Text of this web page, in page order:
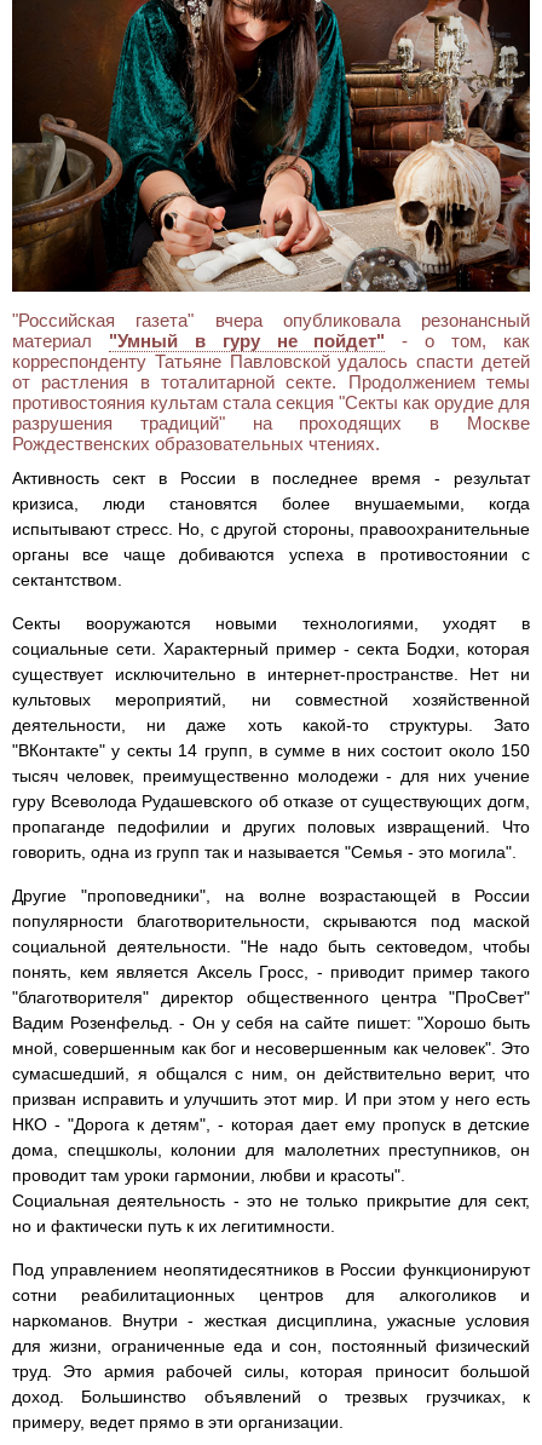
"Российская газета" вчера опубликовала резонансный
материал "Умный в гуру не пойдет" - о том, как
корреспонденту Татьяне Павловской удалось спасти детей
от растления в тоталитарной секте. Продолжением темы
противостояния культам стала секция "Секты как орудие для
разрушения традиций" на проходящих в Москве
Рождественских образовательных чтениях.
Активность сект в России в последнее время - результат
кризиса, люди становятся более внушаемыми, когда
испытывают стресс. Но, с другой стороны, правоохранительные
органы все чаще добиваются успеха в противостоянии с
сектантством.
Секты вооружаются новыми технологиями, уходят в
социальные сети. Характерный пример - секта Бодхи, которая
существует исключительно в интернет-пространстве. Нет ни
культовых мероприятий, ни совместной хозяйственной
деятельности, ни даже хоть какой-то структуры. Зато
"ВКонтакте" у секты 14 групп, в сумме в них состоит около 150
тысяч человек, преимущественно молодежи - для них учение
гуру Всеволода Рудашевского об отказе от существующих догм,
пропаганде педофилии и других половых извращений. Что
говорить, одна из групп так и называется "Семья - это могила".
Другие "проповедники", на волне возрастающей в России
популярности благотворительности, скрываются под маской
социальной деятельности. "Не надо быть сектоведом, чтобы
понять, кем является Аксель Гросс, - приводит пример такого
"благотворителя" директор общественного центра "ПроСвет"
Вадим Розенфельд. - Он у себя на сайте пишет: "Хорошо быть
мной, совершенным как бог и несовершенным как человек". Это
сумасшедший, я общался с ним, он действительно верит, что
призван исправить и улучшить этот мир. И при этом у него есть
НКО - "Дорога к детям", - которая дает ему пропуск в детские
дома, спецшколы, колонии для малолетних преступников, он
проводит там уроки гармонии, любви и красоты".
Социальная деятельность - это не только прикрытие для сект,
но и фактически путь к их легитимности.
Под управлением неопятидесятников в России функционируют
сотни реабилитационных центров для алкоголиков и
наркоманов. Внутри - жесткая дисциплина, ужасные условия
для жизни, ограниченные еда и сон, постоянный физический
труд. Это армия рабочей силы, которая приносит большой
доход. Большинство объявлений о трезвых грузчиках, к
примеру, ведет прямо в эти организации.